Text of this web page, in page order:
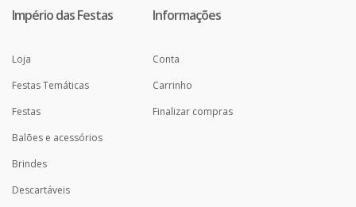
Império das Festas
Loja
Festas Temáticas
Festas
Balões e acessórios
Brindes
Descartáveis
Informações
Conta
Carrinho
Finalizar compras